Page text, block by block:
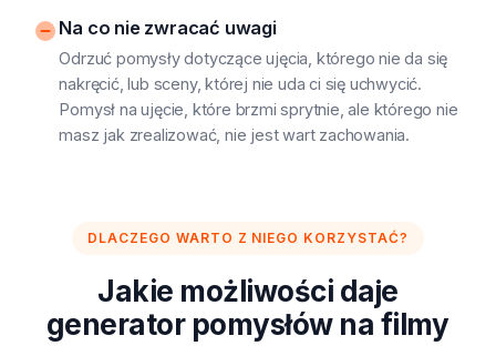
Na co nie zwracać uwagi
Odrzuć pomysły dotyczące ujęcia, którego nie da się
nakręcić, lub sceny, której nie uda ci się uchwycić.
Pomysł na ujęcie, które brzmi sprytnie, ale którego nie
masz jak zrealizować, nie jest wart zachowania.
DLACZEGO WARTO Z NIEGO KORZYSTAĆ?
Jakie możliwości daje
generator pomysłów na filmy